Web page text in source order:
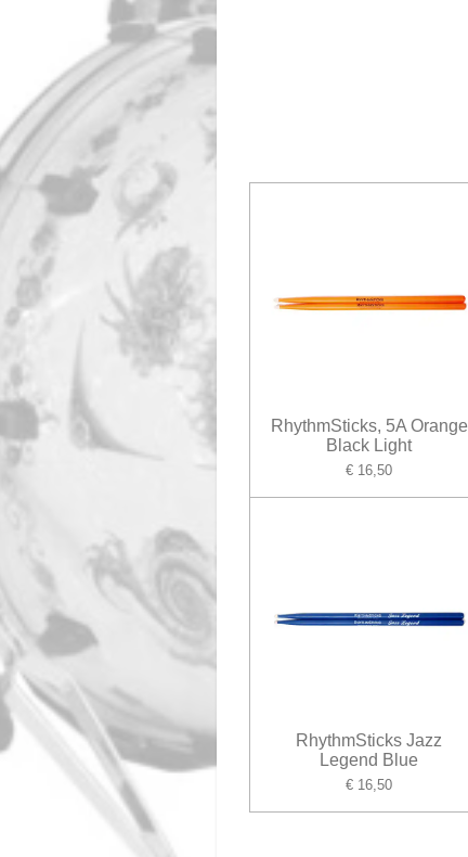
RhythmSticks, 5A Orange
Black Light
€ 16,50
RhythmSticks Jazz
Legend Blue
€ 16,50